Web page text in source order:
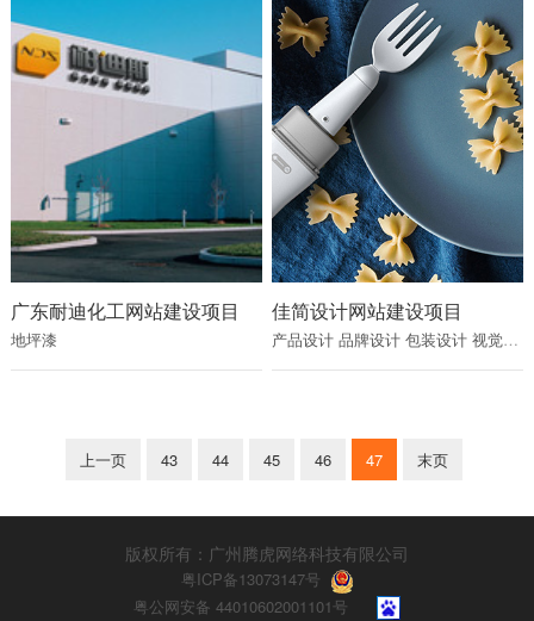
广东耐迪化工网站建设项目
地坪漆
佳简设计网站建设项目
产品设计 品牌设计 包装设计 视觉设计
上一页 43 44 45 46 47 末页
版权所有：广州腾虎网络科技有限公司
粤ICP备13073147号
粤公网安备 44010602001101号